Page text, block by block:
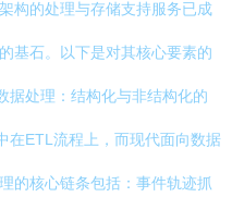
构的处理与存储支持服务已成
基石。以下是对其核心要素的
据处理：结构化与非结构化的
在ETL流程上，而现代面向数据
的核心链条包括：事件轨迹抓